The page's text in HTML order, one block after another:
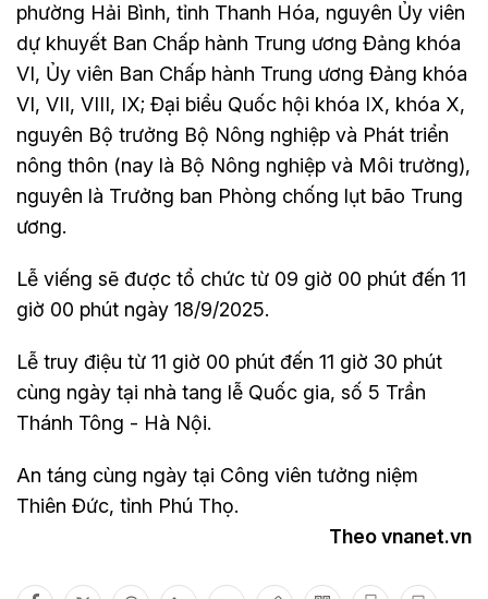
phường Hải Bình, tỉnh Thanh Hóa, nguyên Ủy viên
dự khuyết Ban Chấp hành Trung ương Đảng khóa
VI, Ủy viên Ban Chấp hành Trung ương Đảng khóa
VI, VII, VIII, IX; Đại biểu Quốc hội khóa IX, khóa X,
nguyên Bộ trưởng Bộ Nông nghiệp và Phát triển
nông thôn (nay là Bộ Nông nghiệp và Môi trường),
nguyên là Trưởng ban Phòng chống lụt bão Trung
ương.
Lễ viếng sẽ được tổ chức từ 09 giờ 00 phút đến 11
giờ 00 phút ngày 18/9/2025.
Lễ truy điệu từ 11 giờ 00 phút đến 11 giờ 30 phút
cùng ngày tại nhà tang lễ Quốc gia, số 5 Trần
Thánh Tông - Hà Nội.
An táng cùng ngày tại Công viên tưởng niệm
Thiên Đức, tỉnh Phú Thọ.
Theo vnanet.vn